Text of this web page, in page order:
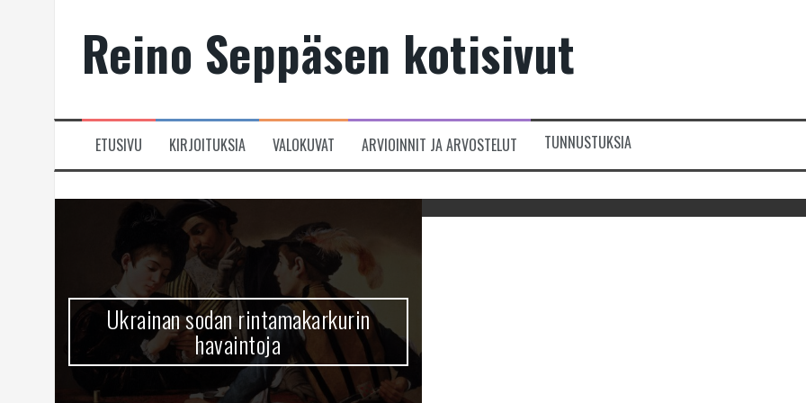
Reino Seppäsen kotisivut
ETUSIVU KIRJOITUKSIA VALOKUVAT ARVIOINNIT JA ARVOSTELUT TUNNUSTUKSIA
Ukrainan sodan rintamakarkurin
havaintoja